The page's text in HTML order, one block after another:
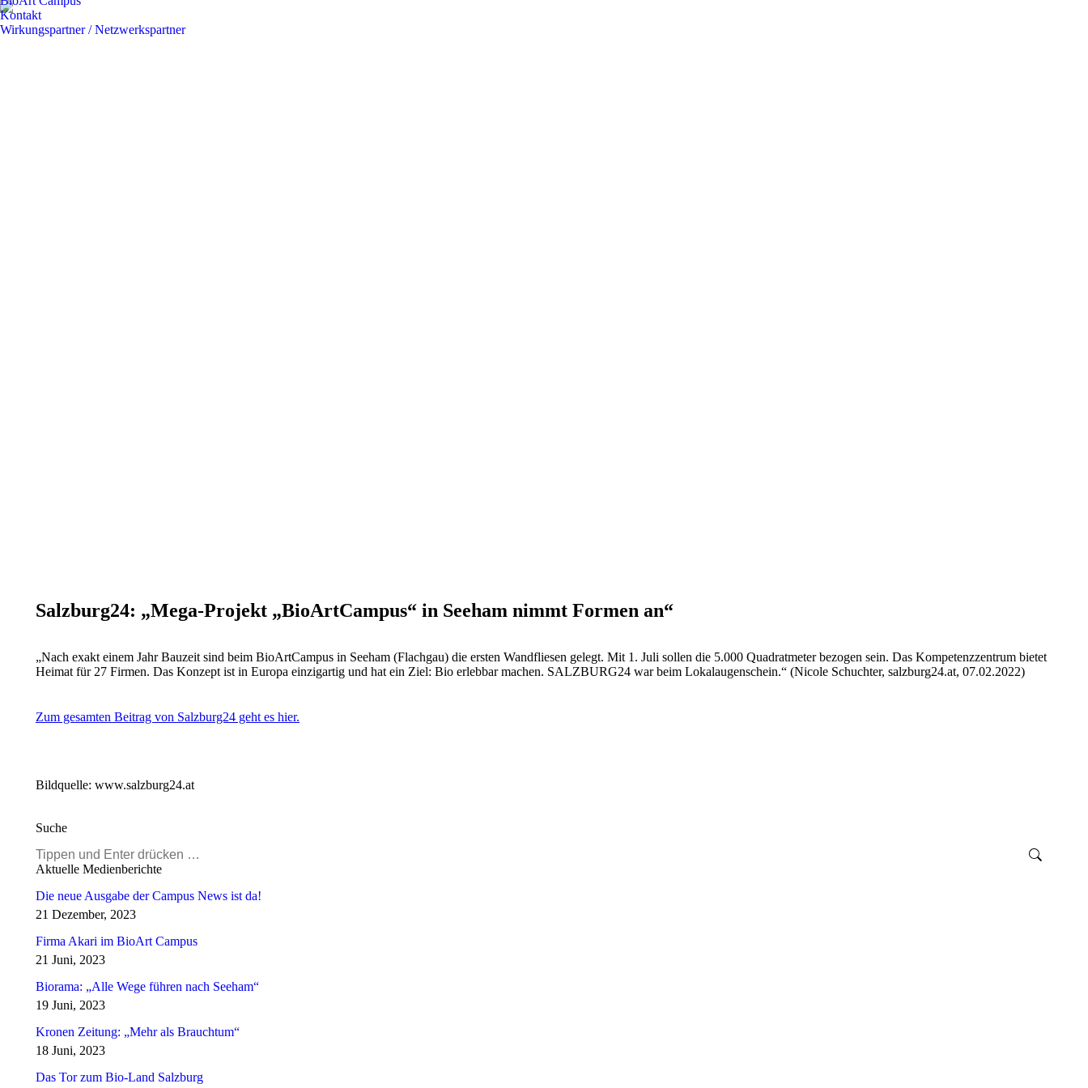
Kontakt
Wirkungspartner / Netzwerkspartner
Salzburg24: „Mega-Projekt „BioArtCampus“ in Seeham nimmt Formen an“
„Nach exakt einem Jahr Bauzeit sind beim BioArtCampus in Seeham (Flachgau) die ersten Wandfliesen gelegt. Mit 1. Juli sollen die 5.000 Quadratmeter bezogen sein. Das Kompetenzzentrum bietet
Heimat für 27 Firmen. Das Konzept ist in Europa einzigartig und hat ein Ziel: Bio erlebbar machen. SALZBURG24 war beim Lokalaugenschein.“ (Nicole Schuchter, salzburg24.at, 07.02.2022)
Zum gesamten Beitrag von Salzburg24 geht es hier.
Bildquelle: www.salzburg24.at
Suche
Search:
Aktuelle Medienberichte
Die neue Ausgabe der Campus News ist da!
21 Dezember, 2023
Firma Akari im BioArt Campus
21 Juni, 2023
Biorama: „Alle Wege führen nach Seeham“
19 Juni, 2023
Kronen Zeitung: „Mehr als Brauchtum“
18 Juni, 2023
Das Tor zum Bio-Land Salzburg